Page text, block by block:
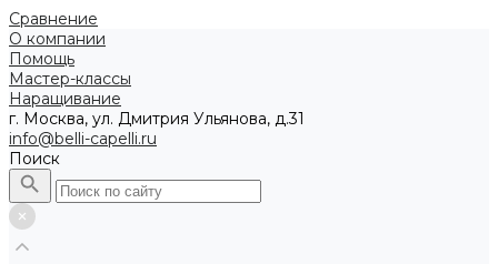
Сравнение
О компании
Помощь
Мастер-классы
Наращивание
г. Москва, ул. Дмитрия Ульянова, д.31
info@belli-capelli.ru
Поиск